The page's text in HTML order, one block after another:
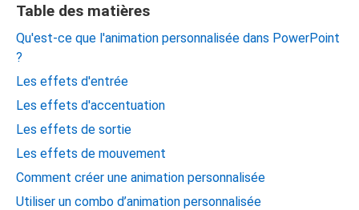
Table des matières
Qu'est-ce que l'animation personnalisée dans PowerPoint
?
Les effets d'entrée
Les effets d'accentuation
Les effets de sortie
Les effets de mouvement
Comment créer une animation personnalisée
Utiliser un combo d’animation personnalisée